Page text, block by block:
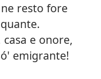
resto fore
e onore,
emigrante!